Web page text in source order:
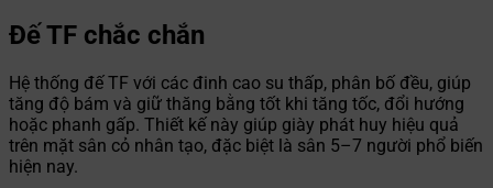
Đế TF chắc chắn
Hệ thống đế TF với các đinh cao su thấp, phân bố đều, giúp
tăng độ bám và giữ thăng bằng tốt khi tăng tốc, đổi hướng
hoặc phanh gấp. Thiết kế này giúp giày phát huy hiệu quả
trên mặt sân cỏ nhân tạo, đặc biệt là sân 5–7 người phổ biến
hiện nay.